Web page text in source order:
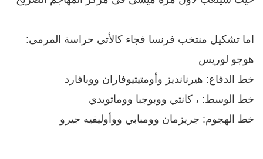
اما تشكيل منتخب فرنسا فجاء كالأتى حراسة المرمى:
هوجو لوريس
خط الدفاع: هيرنانديز وأومتيتيوفاران ووبافارد
خط الوسط: ، كانتي ووبوجبا ووماتويدي
خط الهجوم: جريزمان وومبابي ووأوليفيه جيرو